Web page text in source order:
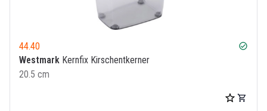
44.40 check_circle
Westmark Kernfix Kirschentkerner
20.5 cm